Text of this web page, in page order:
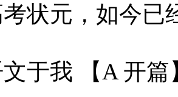
状元，如今已
我 【A 开篇